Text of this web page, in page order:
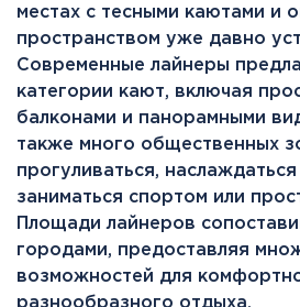
местах с тесными каютами и
пространством уже давно
Современные лайнеры
категории кают, включая
балконами и панорамными
также много общественных
прогуливаться,
заниматься спортом или
Площади лайнеров
городами, предоставляя
возможностей для
разнообразного отдыха.